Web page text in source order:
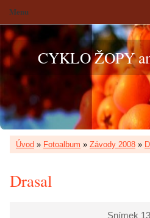
CYKLO ŽOPY
Úvod » Fotoalbum » Závody 2008 »
Drasal
Snímek
Menu